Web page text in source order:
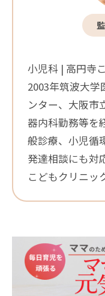
小児科 | 高円寺
2003年筑波大学
ンター、大阪市
器内科勤務等を
般診療、小児循
発達相談にも対
こどもクリニッ